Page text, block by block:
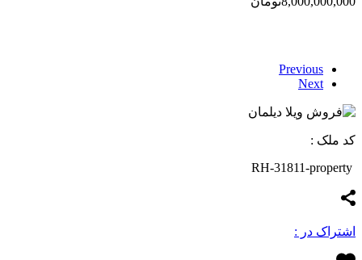
Previous
Next
کد ملک :
اشتراک در :